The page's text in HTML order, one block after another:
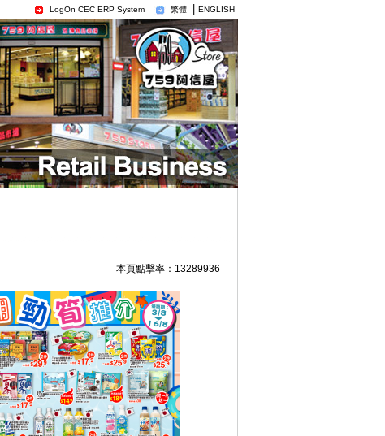
LogOn CEC ERP System 繁體 ENGLISH
本頁點擊率：13289936